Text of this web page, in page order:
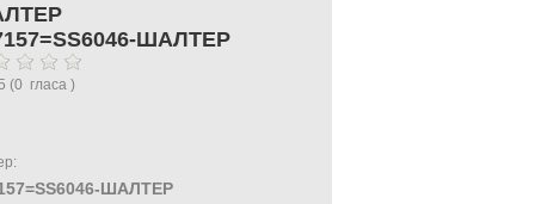
ШАЛТЕР
(0 гласа )
ШАЛТЕР